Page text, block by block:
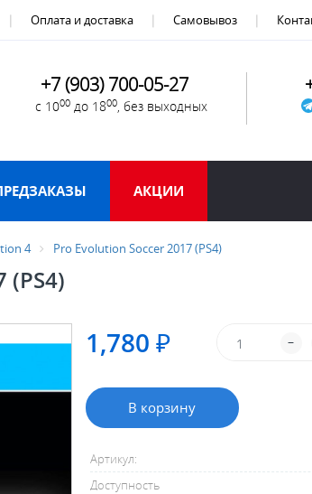
Оплата и доставка Самовывоз
+7 (903) 700-05-27
с 1000 до 1800, без выходных
АКЦИИ
4 Pro Evolution Soccer 2017 (PS4)
(PS4)
1,780 ₽ –
В корзину
Артикул:
Доступность